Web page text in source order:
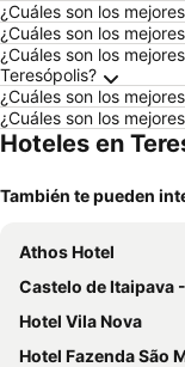
¿Cuáles son los
¿Cuáles son los
¿Cuáles son los
Teresópolis?
¿Cuáles son los
¿Cuáles son los
Hoteles en
También te pueden
Athos Hotel
Castelo de Itaipava - Hotel, Eventos e
Hotel Vila Nova
Hotel Fazenda São